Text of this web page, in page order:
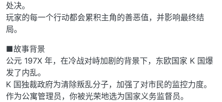
处决。
玩家的每一个行动都会累积主角的善恶值，并影响最终结
局。
■故事背景
公元 197X 年，在冷战对峙加剧的背景下，东欧国家 K 国爆
发了内乱。
K 国独裁政府为清除叛乱分子，加强了对市民的监控力度。
作为公寓管理员，你被光荣地选为国家义务监督员。